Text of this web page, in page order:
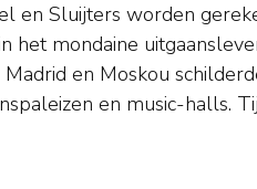
en Sluijters worden
het mondaine
en Moskou
en music-halls.
door de mondaine toeristen
schilder was hij ook
'De Haagsche Post' en